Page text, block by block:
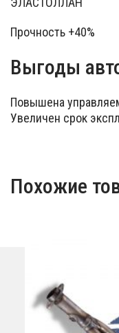
Прочность +40%
Выгоды
Повышена
Увеличен срок
Похожие